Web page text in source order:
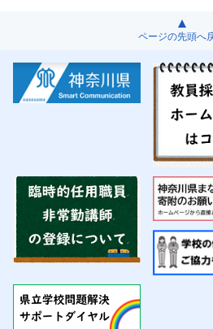
ページの先頭へ